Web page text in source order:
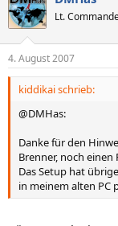
Lt.
4. August 2007
kiddikai schrieb:
@DMHas:
Danke für den
Brenner, noch einen
Das Setup hat
in meinem alten